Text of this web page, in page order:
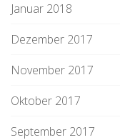
Januar 2018
Dezember 2017
November 2017
Oktober 2017
September 2017